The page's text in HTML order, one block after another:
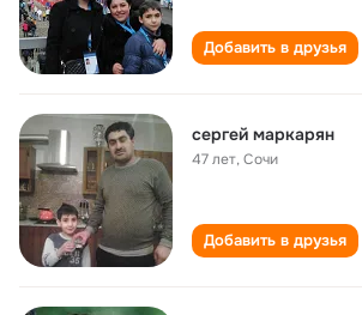
Добавить в друзья
сергей маркарян
47 лет,Сочи
Добавить в друзья